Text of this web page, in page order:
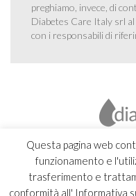
Questa pagina web
funzionamento e
trasferimento e
conformità all' Informativa
preghiamo, invece, di
Diabetes Care Italy srl
con i responsabili di